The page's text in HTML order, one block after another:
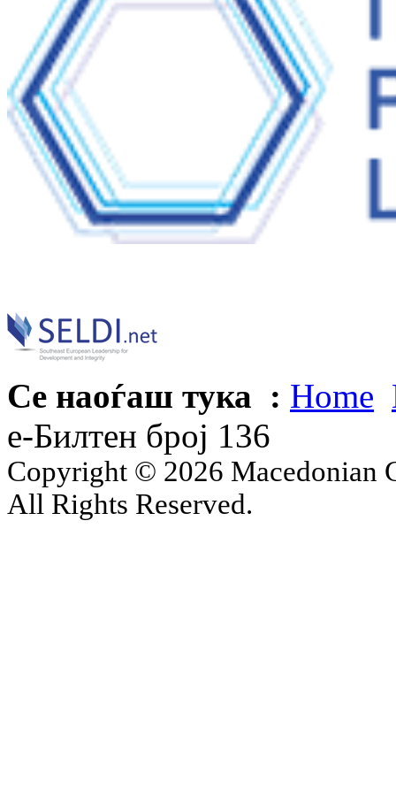
Се наоѓаш тука : Home
е-Билтен број 136
Copyright © 2026 Macedonian
All Rights Reserved.